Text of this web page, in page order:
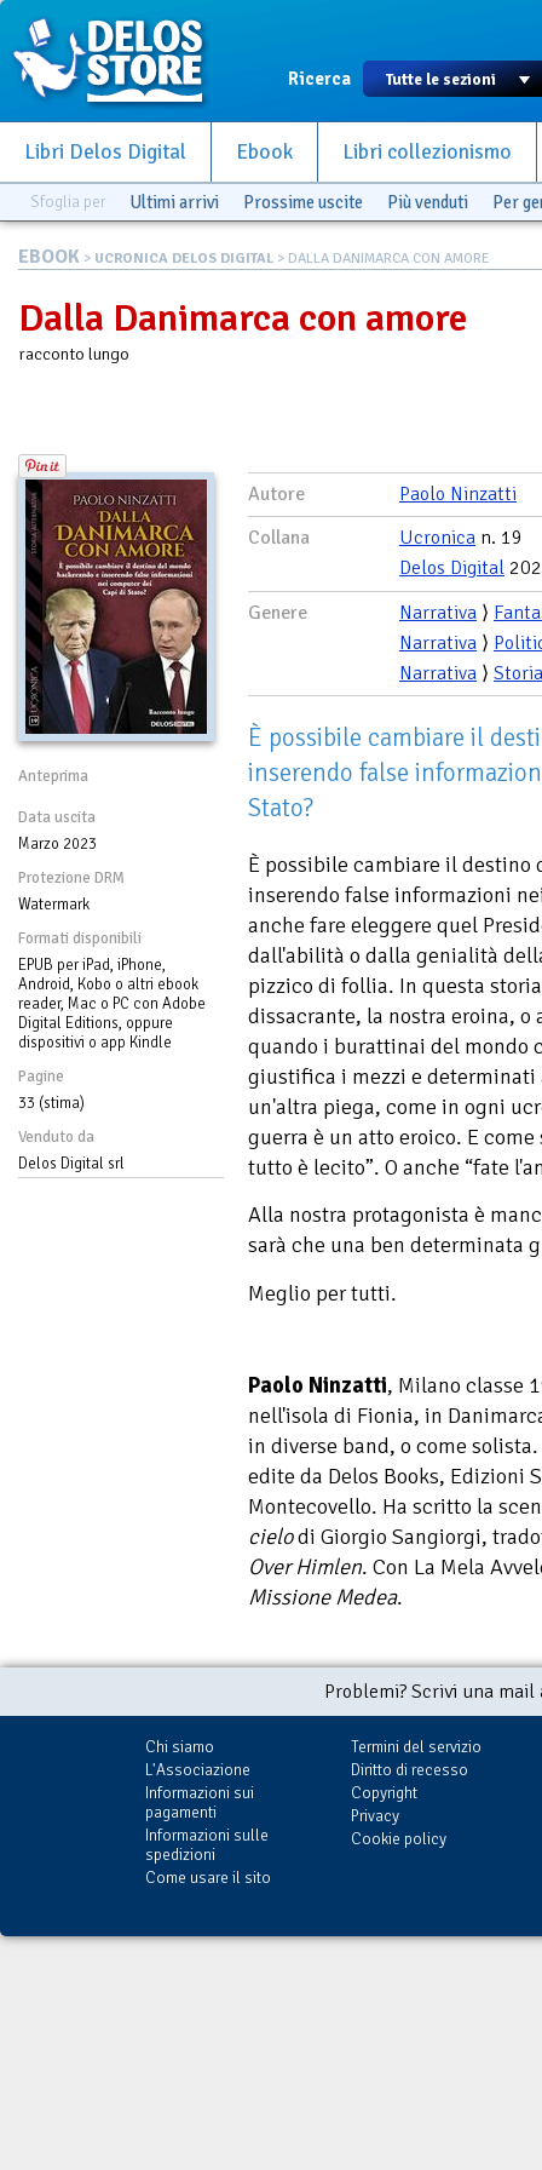
Ricerca
Libri Delos Digital Ebook Libri collezionismo
Sfoglia per Ultimi arrivi Prossime uscite Più venduti Per
EBOOK > UCRONICA DELOS DIGITAL > DALLA DANIMARCA CON AMORE
Dalla Danimarca con amore
racconto lungo
Anteprima
Data uscita
Marzo 2023
Protezione DRM
Watermark
Formati disponibili
EPUB per iPad, iPhone,
Android, Kobo o altri ebook
reader, Mac o PC con Adobe
Digital Editions, oppure
dispositivi o app Kindle
Pagine
33 (stima)
Venduto da
Delos Digital srl
Autore
Paolo Ninzatti
Collana
Ucronica n. 19
Delos Digital
Genere
Narrativa ⟩
Narrativa ⟩
Narrativa ⟩
È possibile cambiare il
inserendo false
Stato?
È possibile cambiare il destino
inserendo false informazioni
anche fare eleggere quel
dall'abilità o dalla genialità
pizzico di follia. In questa
dissacrante, la nostra eroina, o
quando i burattinai del mondo
giustifica i mezzi e
un'altra piega, come in ogni
guerra è un atto eroico. E
tutto è lecito”. O anche “fate
Alla nostra protagonista è
sarà che una ben determinata
Meglio per tutti.
Paolo Ninzatti, Milano classe
nell'isola di Fionia, in
in diverse band, o come
edite da Delos Books, Edizioni
Montecovello. Ha scritto la
cielodi Giorgio Sangiorgi,
Over Himlen. Con La Mela
Missione Medea.
Problemi? Scrivi una
Chi siamo
L'Associazione
Informazioni sui
pagamenti
Informazioni sulle
spedizioni
Come usare il sito
Termini del servizio
Diritto di recesso
Copyright
Privacy
Cookie policy